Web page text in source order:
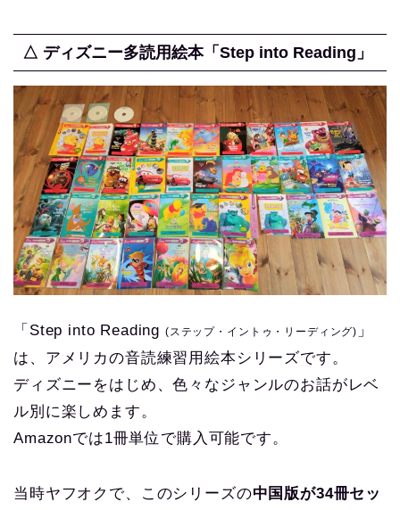
△ ディズニー多読用絵本「Step into Reading」
「Step into Reading (ステップ・イントゥ・リーディング) 」
は、アメリカの音読練習用絵本シリーズです。
ディズニーをはじめ、色々なジャンルのお話がレベ
ル別に楽しめます。
Amazonでは1冊単位で購入可能です。
当時ヤフオクで、このシリーズの中国版が34冊セッ